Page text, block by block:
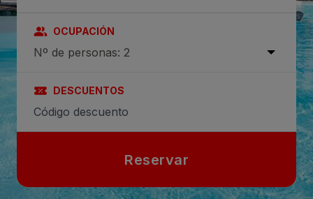
OCUPACIÓN
Nº de personas: 2
DESCUENTOS
Reservar